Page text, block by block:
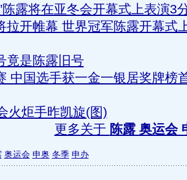
陈露将在亚冬会开幕式上表演3
拉开帷幕 世界冠军陈露开幕式
竟是陈露旧号
中国选手获一金一银居奖牌榜
火炬手昨凯旋(图)
更多关于 陈露 奥运会
奥运会 申奥 冬季 申办